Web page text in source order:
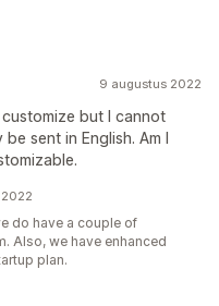
9 augustus 2022
but I cannot
sent in English. Am I
do have a couple of
Also, we have enhanced
plan.